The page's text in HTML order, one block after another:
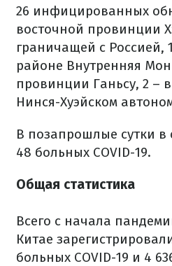
26 инфицированных
восточной провинции
граничащей с Россией,
районе Внутренняя
провинции Ганьсу, 2 –
Нинся-Хуэйском
В позапрошлые сутки в
48 больных COVID-19.
Общая статистика
Всего с начала
Китае
больных COVID-19 и 4